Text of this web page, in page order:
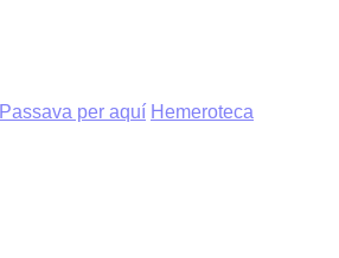
Passava per aquí Hemeroteca